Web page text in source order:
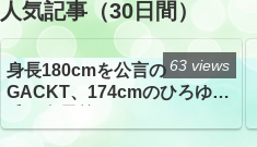
人気記事（30日間）
身長180cmを公言の
GACKT、174cmのひろゆき
トざわつき イベントでの写
63 views